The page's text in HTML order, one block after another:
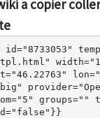
a copier